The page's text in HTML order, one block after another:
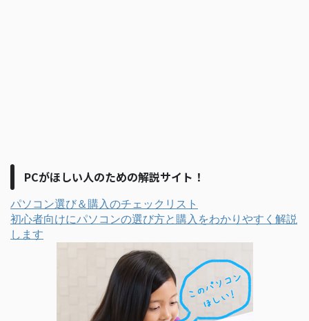
PCがほしい人のための解説サイト！
パソコン選び＆購入のチェックリスト
初心者向けにパソコンの選び方と購入をわかりやすく解説
します